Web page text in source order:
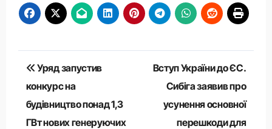
Навігація
записів
Уряд запустив
конкурс на
будівництво понад 1,3
ГВт нових генеруючих
Вступ України до ЄС.
Сибіга заявив про
усунення основної
перешкоди для